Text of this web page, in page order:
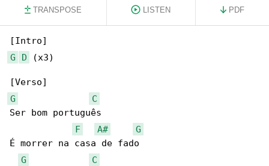
TRANSPOSE LISTEN PDF
G
D (x3)
G
C
Ser bom português
F
A#
G
É morrer na casa de fado
G
C